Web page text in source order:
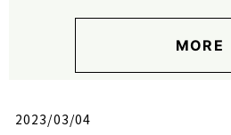
MORE
2023/03/04